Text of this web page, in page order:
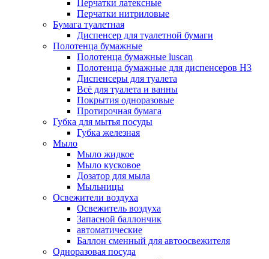
Перчатки латексные
Перчатки нитриловые
Бумага туалетная
Диспенсер для туалетной бумаги
Полотенца бумажные
Полотенца бумажные luscan
Полотенца бумажные для диспенсеров H3
Диспенсеры для туалета
Всё для туалета и ванны
Покрытия одноразовые
Протирочная бумага
Губка для мытья посуды
Губка железная
Мыло
Мыло жидкое
Мыло кусковое
Дозатор для мыла
Мыльницы
Освежители воздуха
Освежитель воздуха
Запасной баллончик
автоматические
Баллон сменный для автоосвежителя
Одноразовая посуда